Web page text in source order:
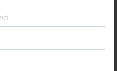
traduce en más
una estrategia sólida de
puede superar a la
Panamá y aumentar su